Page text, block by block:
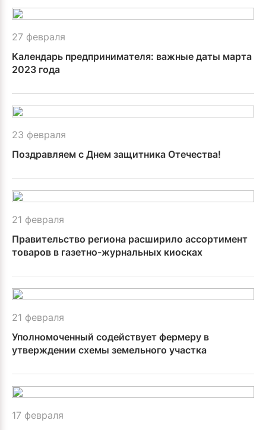
27 февраля
Календарь предпринимателя: важные даты марта
2023 года
23 февраля
Поздравляем с Днем защитника Отечества!
21 февраля
Правительство региона расширило ассортимент
товаров в газетно-журнальных киосках
21 февраля
Уполномоченный содействует фермеру в
утверждении схемы земельного участка
17 февраля